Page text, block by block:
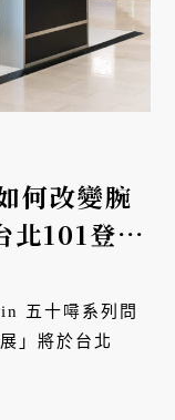
何改變腕
北101登
錶之父」
五十噚系列問
」將於台北